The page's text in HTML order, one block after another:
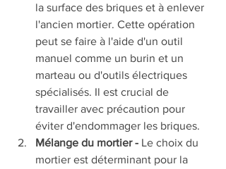
la surface des briques et à enlever
l'ancien mortier. Cette opération
peut se faire à l'aide d'un outil
manuel comme un burin et un
marteau ou d'outils électriques
spécialisés. Il est crucial de
travailler avec précaution pour
éviter d'endommager les briques.
Mélange du mortier - Le choix du
mortier est déterminant pour la